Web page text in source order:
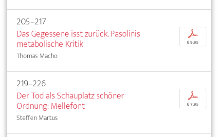
205–217
Das Gegessene isst zurück. Pasolinis
metabolische Kritik
Thomas Macho
p
€ 9,95
219–226
Der Tod als Schauplatz schöner
Ordnung: Mellefont
Steffen Martus
p
€ 7,95